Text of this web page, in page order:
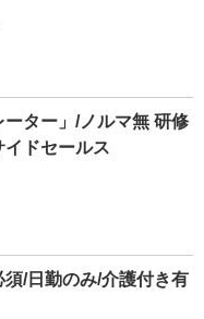
ター」/ノルマ無 研修
ドセールス
須/日勤のみ/介護付き有